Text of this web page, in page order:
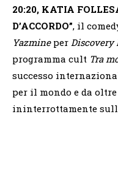
20:20, KATIA
D’ACCORDO”, il
Yazmineper Discovery
programma cult Tra
successo
per il mondo e da
ininterrottamente